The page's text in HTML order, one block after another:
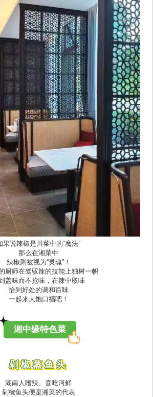
果说辣椒是川菜中的“魔法”
那么在湘菜中
辣椒则被视为“灵魂”！
厨师在驾驭辣的技能上独树一帜
盖味而不抢味，在辣中取味
恰到好处的调和百味
一起来大饱口福吧！
湘中缘特色菜
剁椒蒸鱼头
湖南人嗜辣、喜吃河鲜
剁椒鱼头便是湘菜的代表